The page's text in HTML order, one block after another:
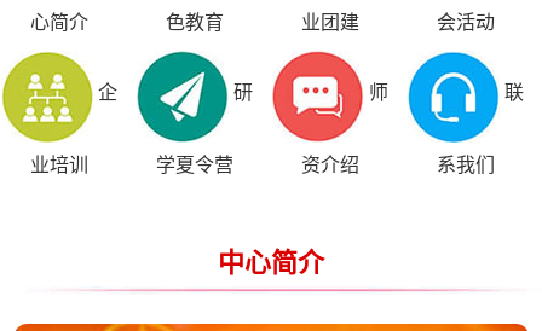
心简介 色教育 业团建 会活动
企
业培训
研
学夏令营
师
资介绍
联
系我们
中心简介